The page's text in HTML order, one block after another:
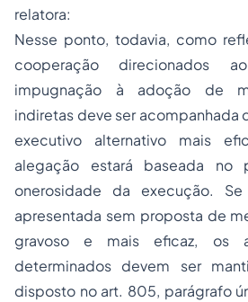
relatora:
Nesse ponto, todavia, como
cooperação direcionados
impugnação à adoção de
indiretas deve ser acompanhada
executivo alternativo mais
alegação estará baseada no
onerosidade da execução.
apresentada sem proposta de
gravoso e mais eficaz, os
determinados devem ser
disposto no art. 805, parágrafo